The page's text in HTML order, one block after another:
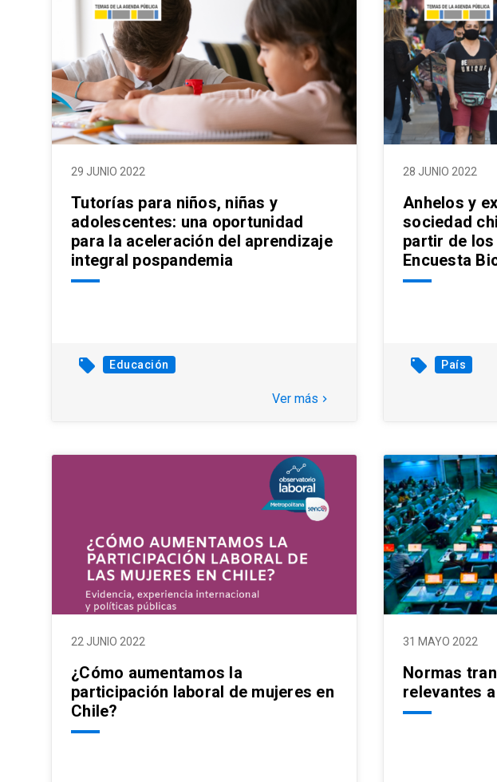
29 JUNIO 2022
Tutorías para niños, niñas y
adolescentes: una oportunidad
para la aceleración del aprendizaje
integral pospandemia
local_offer Educación
Ver más keyboard_arrow_right
28 JUNIO 2022
Anhelos y
sociedad
partir de
Encuesta
local_offer País
22 JUNIO 2022
¿Cómo aumentamos la
participación laboral de mujeres en
Chile?
31 MAYO 2022
Normas
relevantes